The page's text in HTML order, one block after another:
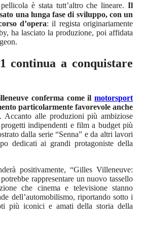
è stata tutt’altro che lineare. Il
una lunga fase di sviluppo, con un
d’opera: il regista originariamente
ha lasciato la produzione, poi affidata
continua a conquistare
conferma come il motorsport
particolarmente favorevole anche
. Accanto alle produzioni più ambiziose
indipendenti e film a budget più
dalla serie “Senna” e da altri lavori
dedicati ai grandi protagoniste della
positivamente, “Gilles Villeneuve:
rappresentare un nuovo tassello
che cinema e televisione stanno
dell’automobilismo, riportando sotto i
più iconici e amati della storia della